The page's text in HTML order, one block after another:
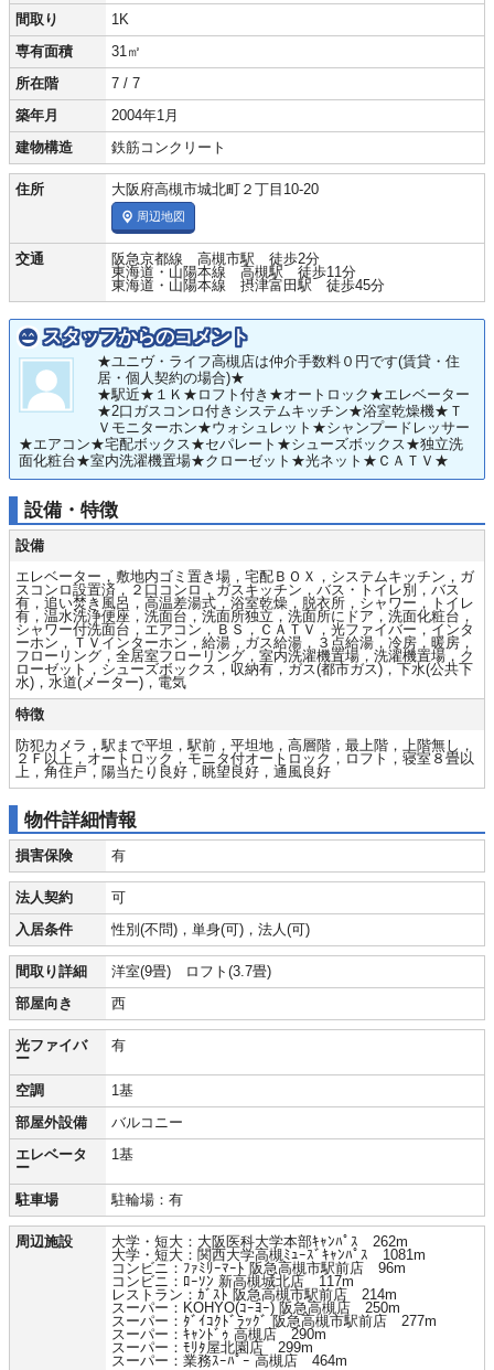
間取り 1K
専有面積 31㎡
所在階 7 / 7
築年月 2004年1月
建物構造 鉄筋コンクリート
住所 大阪府高槻市城北町２丁目10-20
周辺地図
交通
阪急京都線 高槻市駅 徒歩2分
東海道・山陽本線 高槻駅 徒歩11分
東海道・山陽本線 摂津富田駅 徒歩45分
スタッフからのコメント
★ユニヴ・ライフ高槻店は仲介手数料０円です(賃貸・住
居・個人契約の場合)★
★駅近★１Ｋ★ロフト付き★オートロック★エレベーター
★2口ガスコンロ付きシステムキッチン★浴室乾燥機★Ｔ
Ｖモニターホン★ウォシュレット★シャンプードレッサー
★エアコン★宅配ボックス★セパレート★シューズボックス★独立洗
面化粧台★室内洗濯機置場★クローゼット★光ネット★ＣＡＴＶ★
設備・特徴
設備
エレベーター，敷地内ゴミ置き場，宅配ＢＯＸ，システムキッチン，ガ
スコンロ設置済，２口コンロ，ガスキッチン，バス・トイレ別，バス
有，追い焚き風呂，高温差湯式，浴室乾燥，脱衣所，シャワー，トイレ
有，温水洗浄便座，洗面台，洗面所独立，洗面所にドア，洗面化粧台，
シャワー付洗面台，エアコン，ＢＳ，ＣＡＴＶ，光ファイバー，インタ
ーホン，ＴＶインターホン，給湯，ガス給湯，３点給湯，冷房，暖房，
フローリング，全居室フローリング，室内洗濯機置場，洗濯機置場，ク
ローゼット，シューズボックス，収納有，ガス(都市ガス)，下水(公共下
水)，水道(メーター)，電気
特徴
防犯カメラ，駅まで平坦，駅前，平坦地，高層階，最上階，上階無し，
２Ｆ以上，オートロック，モニタ付オートロック，ロフト，寝室８畳以
上，角住戸，陽当たり良好，眺望良好，通風良好
物件詳細情報
損害保険 有
法人契約 可
入居条件 性別(不問)，単身(可)，法人(可)
間取り詳細 洋室(9畳) ロフト(3.7畳)
部屋向き 西
光ファイバ
ー
有
空調 1基
部屋外設備 バルコニー
エレベータ
ー
1基
駐車場 駐輪場：有
周辺施設
大学・短大：大阪医科大学本部ｷｬﾝﾊﾟｽ 262m
大学・短大：関西大学高槻ﾐｭｰｽﾞｷｬﾝﾊﾟｽ 1081m
コンビニ：ﾌｧﾐﾘｰﾏｰﾄ 阪急高槻市駅前店 96m
コンビニ：ﾛｰｿﾝ 新高槻城北店 117m
レストラン：ｶﾞｽﾄ 阪急高槻市駅前店 214m
スーパー：KOHYO(ｺｰﾖｰ) 阪急高槻店 250m
スーパー：ﾀﾞｲｺｸﾄﾞﾗｯｸﾞ 阪急高槻市駅前店 277m
スーパー：ｷｬﾝﾄﾞｩ 高槻店 290m
スーパー：ﾓﾘﾀ屋北園店 299m
スーパー：業務ｽｰﾊﾟｰ 高槻店 464m